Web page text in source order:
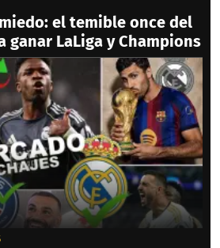
el temible once del
ganar LaLiga y Champions